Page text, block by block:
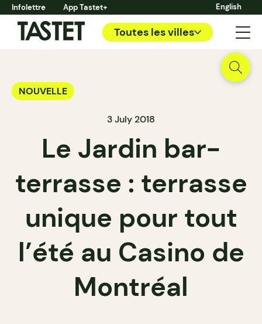
Infolettre App Tastet+ English
Toutes les villes
NOUVELLE
3 July 2018
Le Jardin bar-
terrasse : terrasse
unique pour tout
l’été au Casino de
Montréal